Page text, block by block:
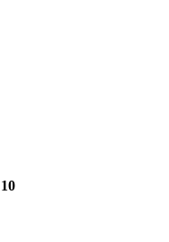
10